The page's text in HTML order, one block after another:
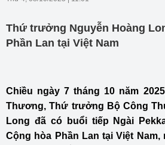
Thứ trưởng Nguyễn Hoàng
Phần Lan tại Việt Nam
Chiều ngày 7 tháng 10 năm
Thương, Thứ trưởng Bộ Công
Long đã có buổi tiếp Ngài
Cộng hòa Phần Lan tại Việt